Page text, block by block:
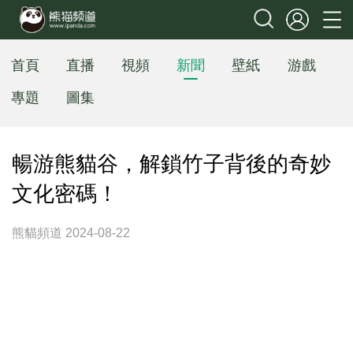
首頁 直播 視頻 新聞 壁紙
游戲
專題
圖集
暢游熊貓谷，解鎖竹子背後的奇妙
文化密碼！
熊貓頻道 2024-08-22